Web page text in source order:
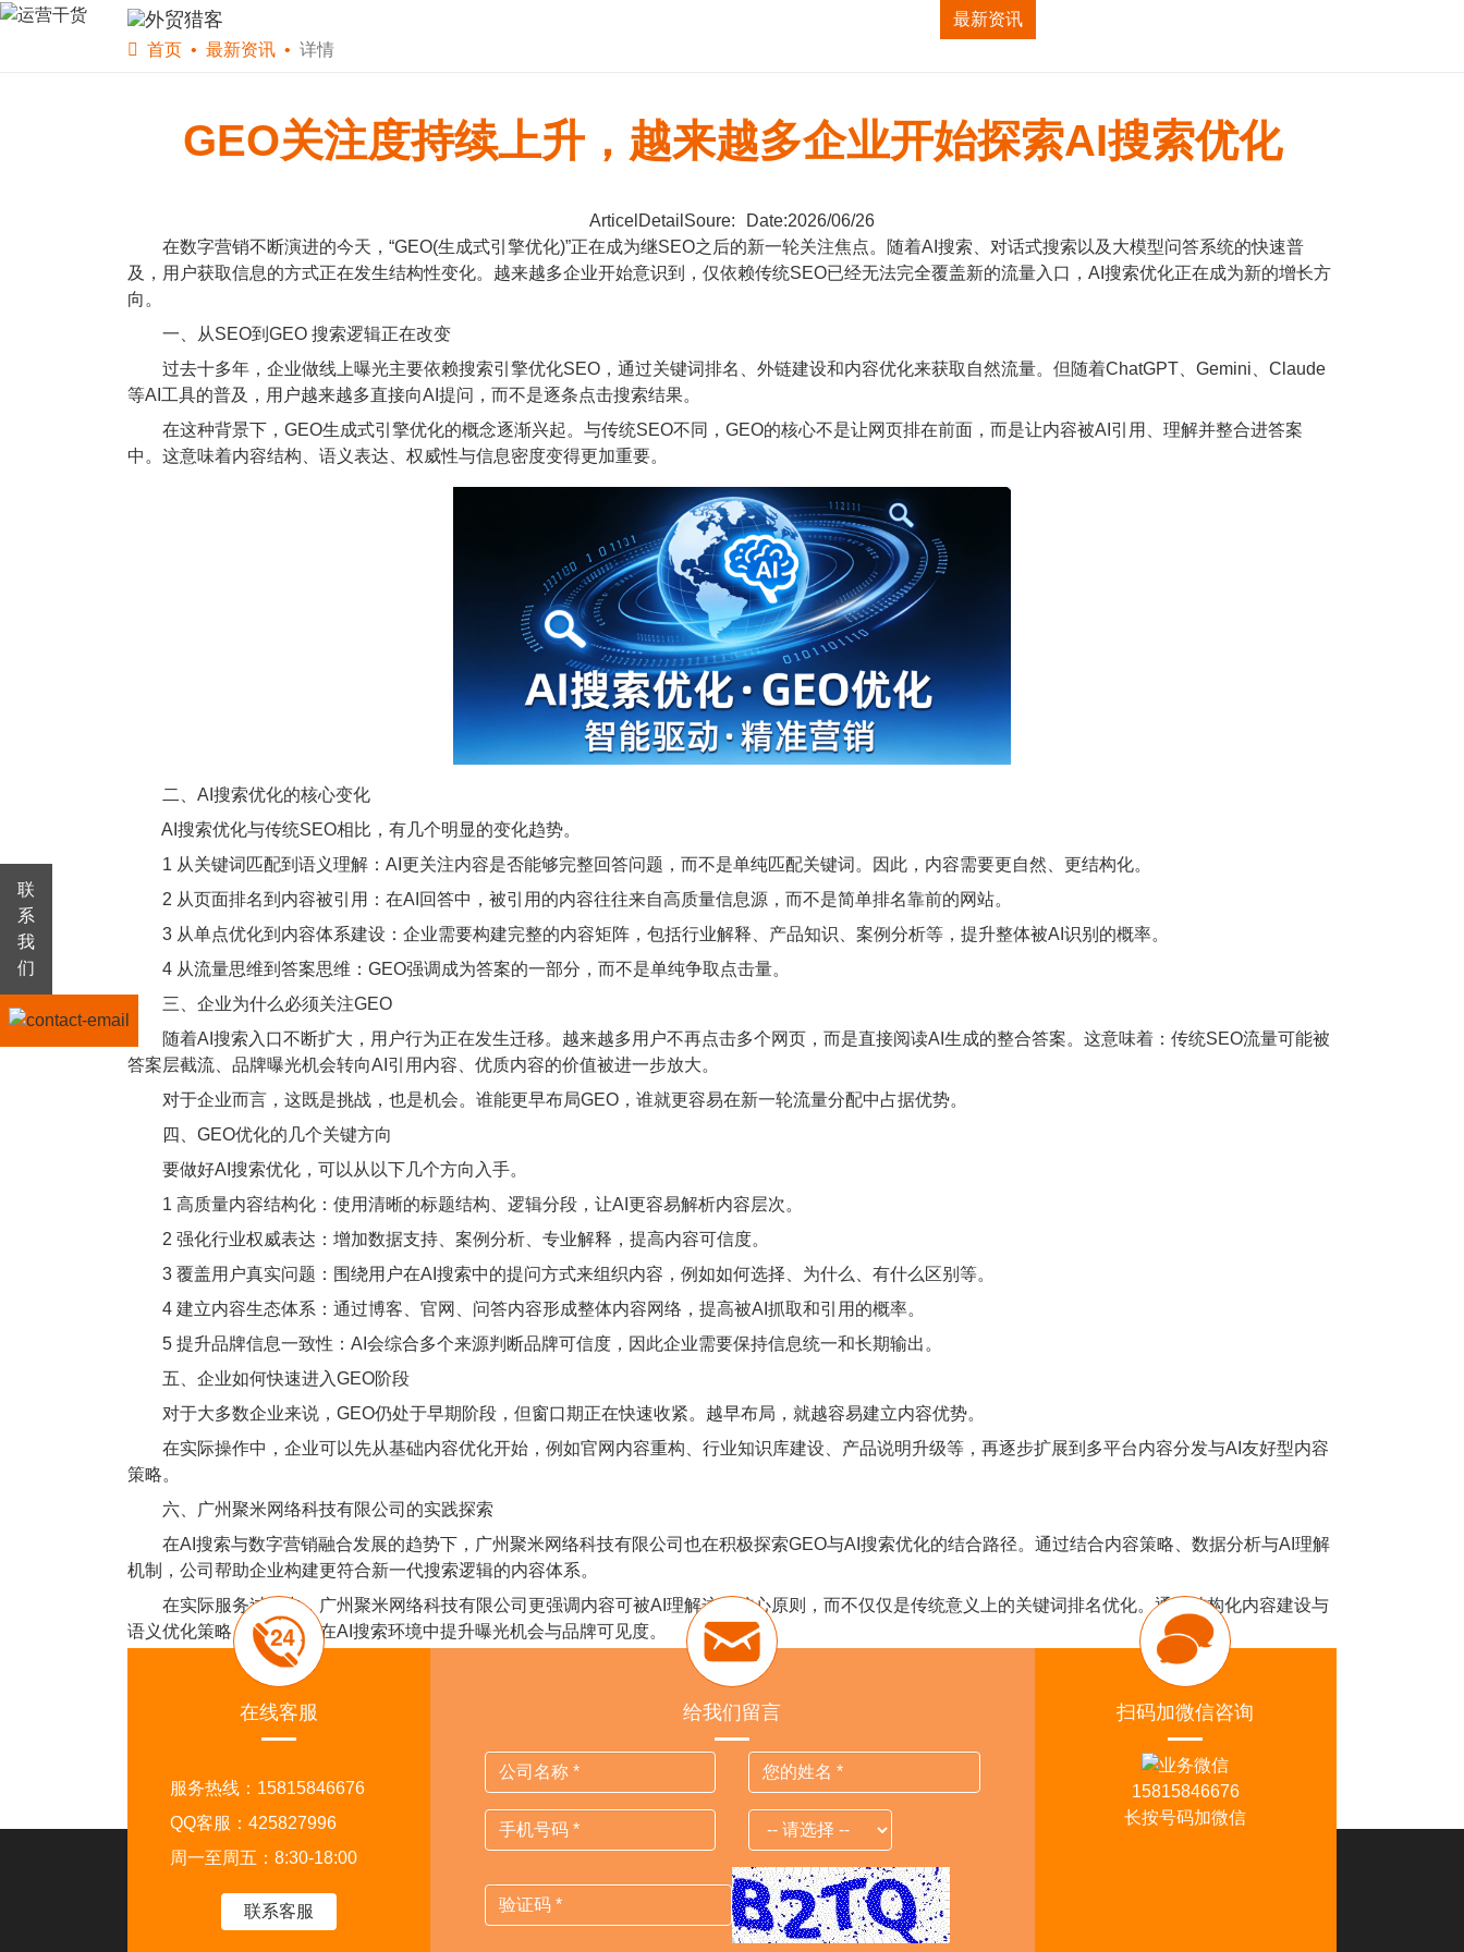
最新资讯
首页
最新资讯 详情
GEO关注度持续上升，越来越多企业开始探索AI搜索优化
ArticelDetailSoure:
Date:2026/06/26
在数字营销不断演进的今天，“GEO(生成式引擎优化)”正在成为继SEO之后的新一轮关注焦点。随着AI搜索、对话式搜索以及大模型问答系统的快速普
及，用户获取信息的方式正在发生结构性变化。越来越多企业开始意识到，仅依赖传统SEO已经无法完全覆盖新的流量入口，AI搜索优化正在成为新的增长方
向。
一、从SEO到GEO 搜索逻辑正在改变
过去十多年，企业做线上曝光主要依赖搜索引擎优化SEO，通过关键词排名、外链建设和内容优化来获取自然流量。但随着ChatGPT、Gemini、Claude
等AI工具的普及，用户越来越多直接向AI提问，而不是逐条点击搜索结果。
在这种背景下，GEO生成式引擎优化的概念逐渐兴起。与传统SEO不同，GEO的核心不是让网页排在前面，而是让内容被AI引用、理解并整合进答案
中。这意味着内容结构、语义表达、权威性与信息密度变得更加重要。
二、AI搜索优化的核心变化
AI搜索优化与传统SEO相比，有几个明显的变化趋势。
1 从关键词匹配到语义理解：AI更关注内容是否能够完整回答问题，而不是单纯匹配关键词。因此，内容需要更自然、更结构化。
2 从页面排名到内容被引用：在AI回答中，被引用的内容往往来自高质量信息源，而不是简单排名靠前的网站。
3 从单点优化到内容体系建设：企业需要构建完整的内容矩阵，包括行业解释、产品知识、案例分析等，提升整体被AI识别的概率。
4 从流量思维到答案思维：GEO强调成为答案的一部分，而不是单纯争取点击量。
三、企业为什么必须关注GEO
随着AI搜索入口不断扩大，用户行为正在发生迁移。越来越多用户不再点击多个网页，而是直接阅读AI生成的整合答案。这意味着：传统SEO流量可能被
答案层截流、品牌曝光机会转向AI引用内容、优质内容的价值被进一步放大。
对于企业而言，这既是挑战，也是机会。谁能更早布局GEO，谁就更容易在新一轮流量分配中占据优势。
四、GEO优化的几个关键方向
要做好AI搜索优化，可以从以下几个方向入手。
1 高质量内容结构化：使用清晰的标题结构、逻辑分段，让AI更容易解析内容层次。
2 强化行业权威表达：增加数据支持、案例分析、专业解释，提高内容可信度。
3 覆盖用户真实问题：围绕用户在AI搜索中的提问方式来组织内容，例如如何选择、为什么、有什么区别等。
4 建立内容生态体系：通过博客、官网、问答内容形成整体内容网络，提高被AI抓取和引用的概率。
5 提升品牌信息一致性：AI会综合多个来源判断品牌可信度，因此企业需要保持信息统一和长期输出。
五、企业如何快速进入GEO阶段
对于大多数企业来说，GEO仍处于早期阶段，但窗口期正在快速收紧。越早布局，就越容易建立内容优势。
在实际操作中，企业可以先从基础内容优化开始，例如官网内容重构、行业知识库建设、产品说明升级等，再逐步扩展到多平台内容分发与AI友好型内容
策略。
六、广州聚米网络科技有限公司的实践探索
在AI搜索与数字营销融合发展的趋势下，广州聚米网络科技有限公司也在积极探索GEO与AI搜索优化的结合路径。通过结合内容策略、数据分析与AI理解
机制，公司帮助企业构建更符合新一代搜索逻辑的内容体系。
在实际服务过程中，广州聚米网络科技有限公司更强调内容可被AI理解这一核心原则，而不仅仅是传统意义上的关键词排名优化。通过结构化内容建设与
语义优化策略，帮助企业在AI搜索环境中提升曝光机会与品牌可见度。
GEO的兴起并不是SEO的终结，而是搜索优化进入下一阶段的标志。随着AI搜索逐渐成为主流入口，企业必须重新理解流量来源的本质变化。未来的竞
争，不再只是网页排名的竞争，而是谁能被AI选中作为答案的竞争。提前布局GEO，将成为企业在AI时代获取持续流量的重要关键。
Next
在线客服
服务热线：15815846676
QQ客服：425827996
周一至周五：8:30-18:00
联系客服
扫码加微信咨询
15815846676
长按号码加微信
给我们留言
联
系
我
们
走进外贸猎客 关注外贸猎客
公司地址：广州市黄埔区光谱中路